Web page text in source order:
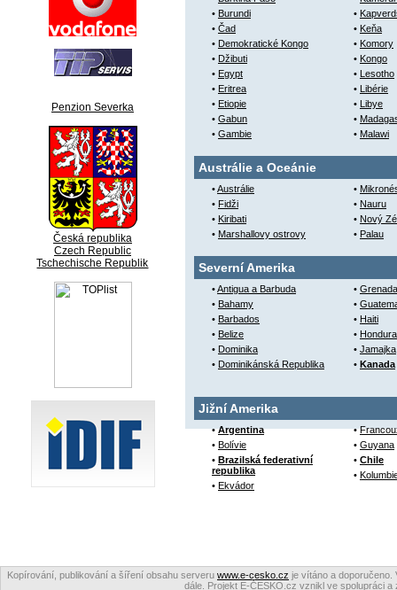
Penzion Severka
Česká republika
Czech Republic
Tschechische Republik
• Burundi
• Čad
• Demokratické Kongo
• Džibuti
• Egypt
• Eritrea
• Etiopie
• Gabun
• Gambie
•
• Keňa
• Komory
• Kongo
• Lesotho
• Libérie
• Libye
•
• Malawi
Austrálie a Oceánie
•Austrálie
• Fidži
• Kiribati
• Marshallovy ostrovy
•
• Nauru
• Nový
• Palau
Severní Amerika
•Antigua a Barbuda
• Bahamy
• Barbados
• Belize
• Dominika
• Dominikánská Republika
• Grenada
•
• Haiti
•
• Jamajka
• Kanada
Jižní Amerika
•Argentina
• Bolívie
• Brazilská federativní
republika
• Ekvádor
•
• Guyana
• Chile
•
Kopírování, publikování a šíření obsahu serveru www.e-cesko.cz je vítáno a doporučeno.
dále. Projekt E-ČESKO.cz vznikl ve spolupráci